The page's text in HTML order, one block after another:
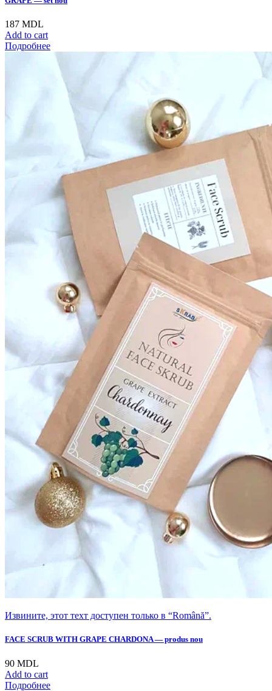
187 MDL
Add to cart
Подробнее
Извините, этот техт доступен только в “Română”.
FACE SCRUB WITH GRAPE CHARDONA — produs nou
90 MDL
Add to cart
Подробнее